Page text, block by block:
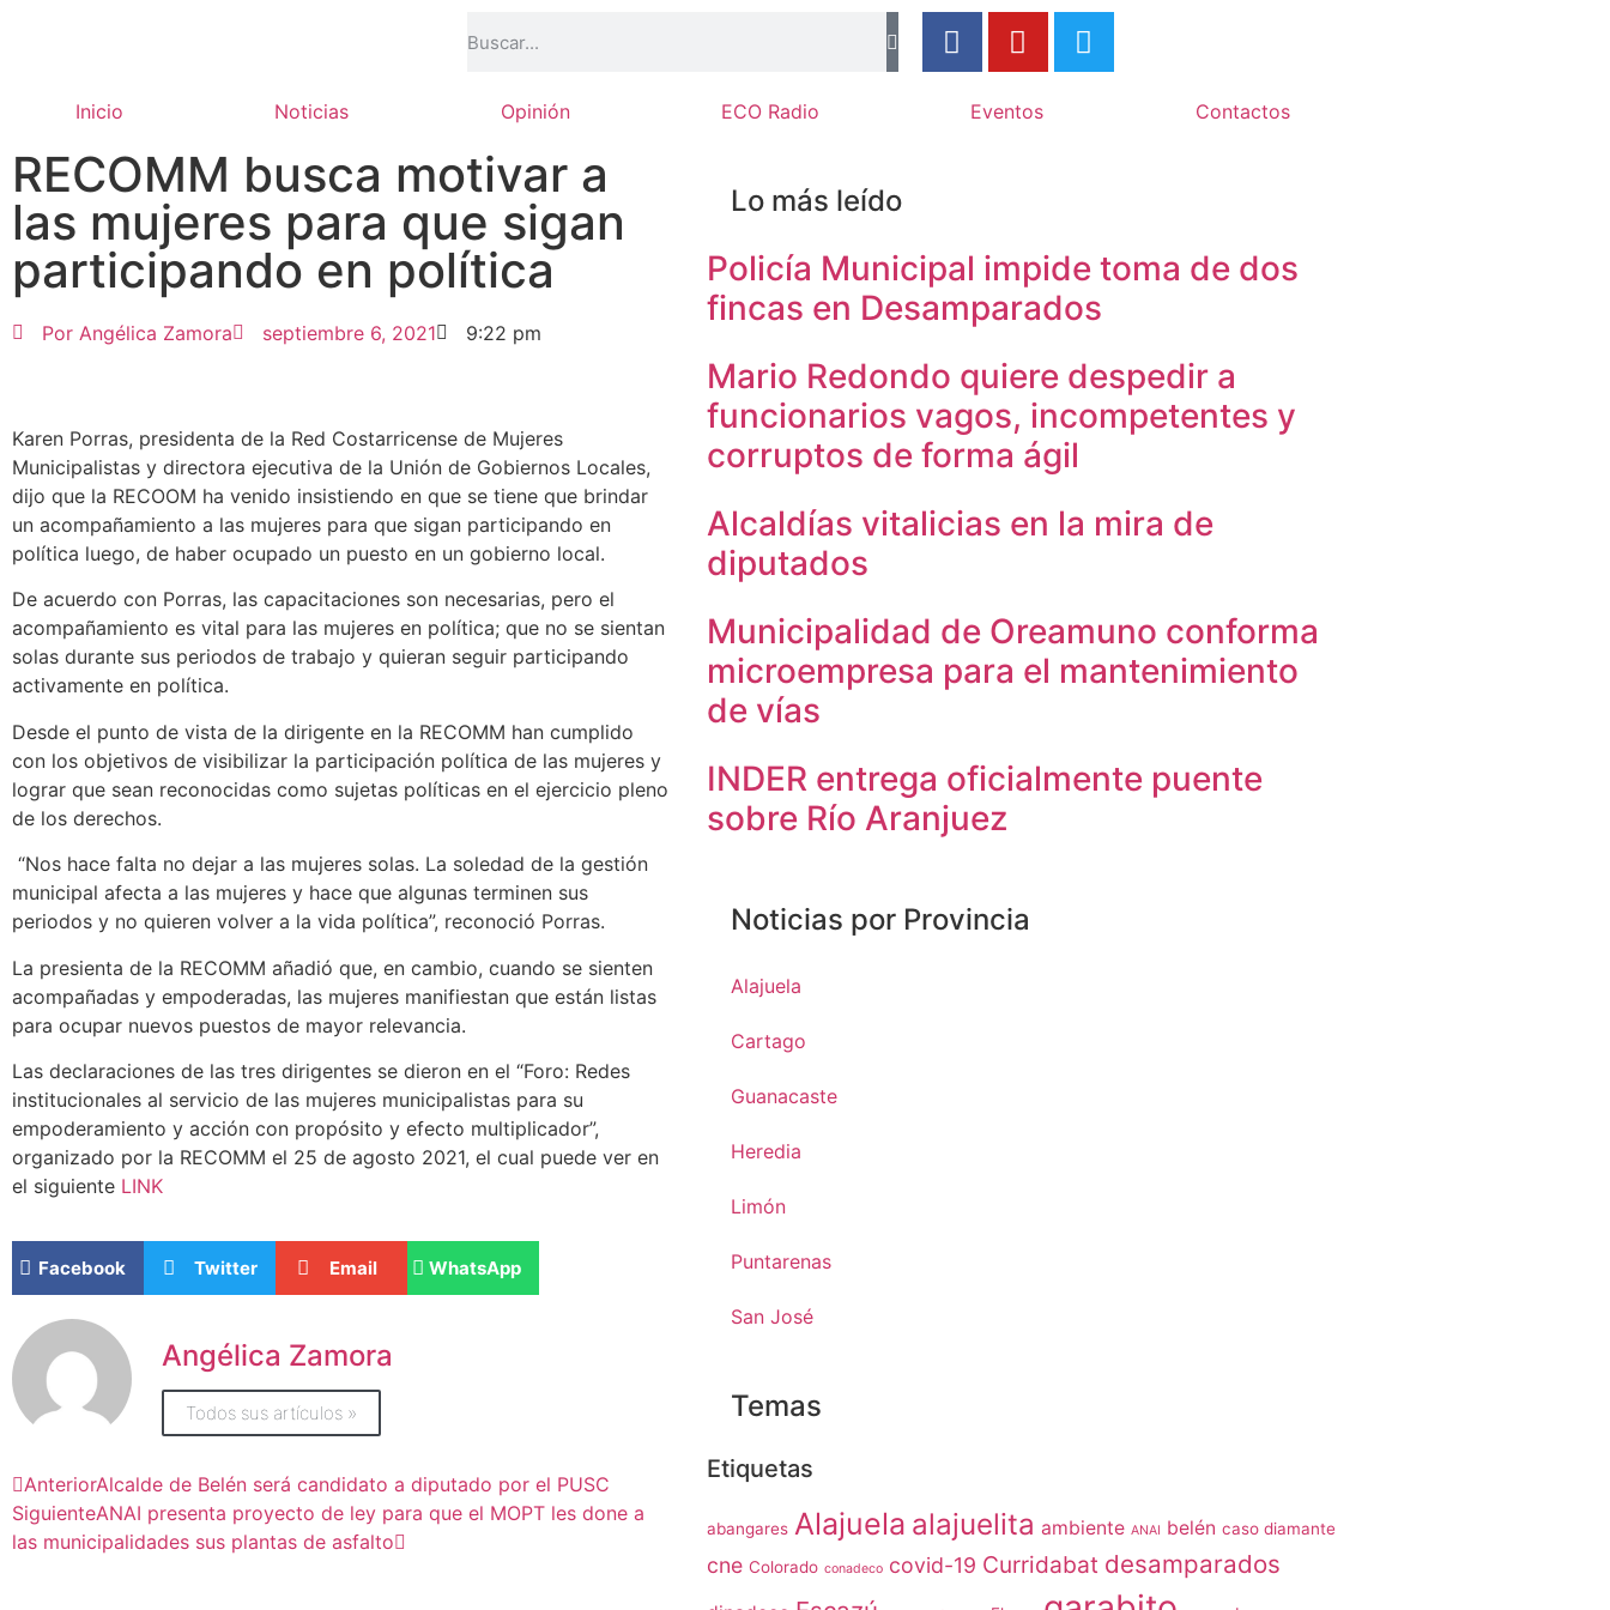
Inicio Noticias Opinión ECO Radio Eventos Contactos
RECOMM busca motivar a
las mujeres para que sigan
participando en política
Por Angélica Zamora septiembre 6, 2021 9:22 pm
Karen Porras, presidenta de la Red Costarricense de Mujeres
Municipalistas y directora ejecutiva de la Unión de Gobiernos Locales,
dijo que la RECOOM ha venido insistiendo en que se tiene que brindar
un acompañamiento a las mujeres para que sigan participando en
política luego, de haber ocupado un puesto en un gobierno local.
De acuerdo con Porras, las capacitaciones son necesarias, pero el
acompañamiento es vital para las mujeres en política; que no se sientan
solas durante sus periodos de trabajo y quieran seguir participando
activamente en política.
Desde el punto de vista de la dirigente en la RECOMM han cumplido
con los objetivos de visibilizar la participación política de las mujeres y
lograr que sean reconocidas como sujetas políticas en el ejercicio pleno
de los derechos.
“Nos hace falta no dejar a las mujeres solas. La soledad de la gestión
municipal afecta a las mujeres y hace que algunas terminen sus
periodos y no quieren volver a la vida política”, reconoció Porras.
La presienta de la RECOMM añadió que, en cambio, cuando se sienten
acompañadas y empoderadas, las mujeres manifiestan que están listas
para ocupar nuevos puestos de mayor relevancia.
Las declaraciones de las tres dirigentes se dieron en el “Foro: Redes
institucionales al servicio de las mujeres municipalistas para su
empoderamiento y acción con propósito y efecto multiplicador”,
organizado por la RECOMM el 25 de agosto 2021, el cual puede ver en
el siguiente LINK
Facebook Twitter Email WhatsApp
Angélica Zamora
Todos sus artículos »
AnteriorAlcalde de Belén será candidato a diputado por el PUSC
SiguienteANAI presenta proyecto de ley para que el MOPT les done a
las municipalidades sus plantas de asfalto
Lo más leído
Policía Municipal impide toma de dos
fincas en Desamparados
Mario Redondo quiere despedir a
funcionarios vagos, incompetentes y
corruptos de forma ágil
Alcaldías vitalicias en la mira de
diputados
Municipalidad de Oreamuno conforma
microempresa para el mantenimiento
de vías
INDER entrega oficialmente puente
sobre Río Aranjuez
Noticias por Provincia
Alajuela
Cartago
Guanacaste
Heredia
Limón
Puntarenas
San José
Temas
Etiquetas
abangares Alajuela alajuelita ambiente ANAI belén caso diamante
cne Colorado conadeco covid-19 Curridabat desamparados